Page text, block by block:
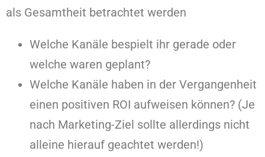
als Gesamtheit betrachtet werden
Welche Kanäle bespielt ihr gerade oder
welche waren geplant?
Welche Kanäle haben in der Vergangenheit
einen positiven ROI aufweisen können? (Je
nach Marketing-Ziel sollte allerdings nicht
alleine hierauf geachtet werden!)